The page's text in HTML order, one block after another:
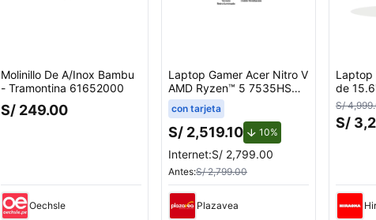
Molinillo De A/Inox Bambu
- Tramontina 61652000
S/ 249.00
Oechsle
Laptop Gamer Acer Nitro V
AMD Ryzen™ 5 7535HS
8GB RAM 512GB SSD
15.6"" RTX 3050
con tarjeta
S/ 2,519.10 10% de descuento.
Internet:S/ 2,799.00
Antes:S/ 2,799.00
Plazavea
Laptop
de
RTX
disco
S/
S/